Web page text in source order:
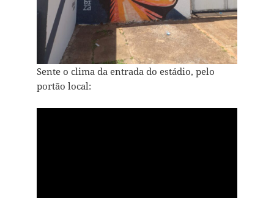
Sente o clima da entrada do estádio, pelo
portão local: